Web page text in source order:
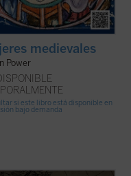
medievales
Power
si este libro está disponible en
bajo demanda